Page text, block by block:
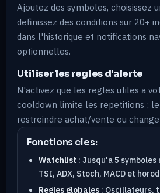
Ajoutez des symboles, choisissez
definissez des conditions sur 20+
dans l'historique et notifications
optionnelles.
Utiliser les regles d'alerte
N'activez que les regles utiles a
cooldown limite les repetitions ;
restreindre achat/vente ou
Fonctions cles:
Watchlist : Jusqu'a 5 symboles
TSI, ADX, Stoch, MACD et
Regles globales : Oscillateurs,